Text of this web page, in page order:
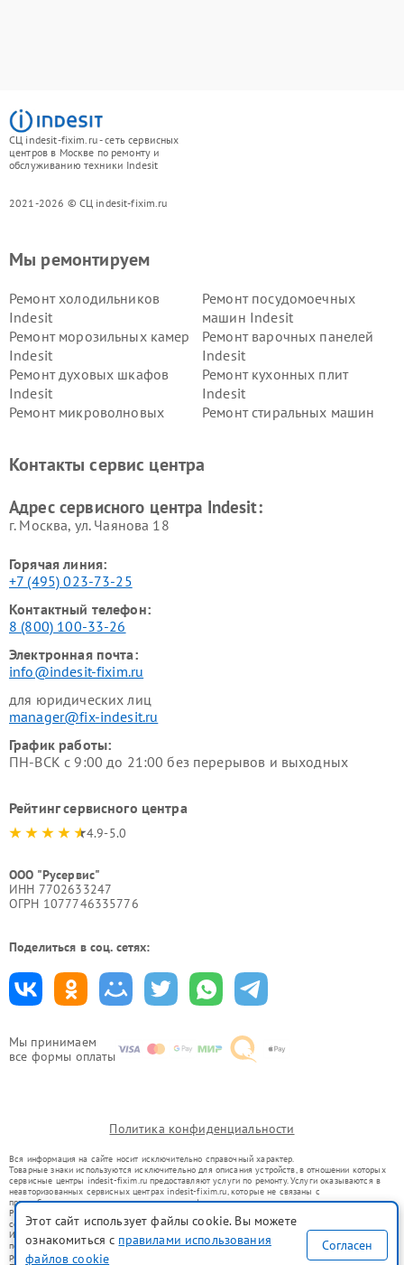
СЦ indesit-fixim.ru - сеть сервисных
центров в Москве по ремонту и
обслуживанию техники Indesit
2021-2026 © СЦ indesit-fixim.ru
Мы принимаем
все формы оплаты
Мы ремонтируем
Ремонт холодильников
Indesit
Ремонт посудомоечных
машин Indesit
Ремонт морозильных камер
Indesit
Ремонт варочных панелей
Indesit
Ремонт духовых шкафов
Indesit
Ремонт кухонных плит
Indesit
Ремонт микроволновых
Ремонт стиральных машин
Indesit
Indesit
Контакты сервис центра
Адрес сервисного центра Indesit:
г. Москва, ул. Чаянова 18
Горячая линия:
+7 (495) 023-73-25
Контактный телефон:
8 (800) 100-33-26
Электронная почта:
info@indesit-fixim.ru
для юридических лиц
manager@fix-indesit.ru
График работы:
ПН-ВСК с 9:00 до 21:00 без перерывов и выходных
Рейтинг сервисного центра
4.9-5.0
ООО "Русервис"
ИНН 7702633247
ОГРН 1077746335776
Поделиться в соц. сетях:
Политика конфиденциальности
Вся информация на сайте носит исключительно справочный характер.
Товарные знаки используются исключительно для описания устройств, в отношении которых
сервисные центры indesit-fixim.ru предоставляют услуги по ремонту. Услуги оказываются в
неавторизованных сервисных центрах indesit-fixim.ru, которые не связаны с
правообладателями товарных знаков или их официальными представителями.
Ремонт осуществляется для устройств, уже введенных в гражданский оборот в соответствии
со статьей 1487 ГК РФ.
Использование товарных знаков не преследует цели индивидуализации услуг или введения
потребителей в заблуждение, а служит для информирования о предоставляемых услугах по
ремонту техники указанных брендов.
Этот сайт использует файлы cookie. Вы можете
ознакомиться с правилами использования
файлов cookie
Согласен